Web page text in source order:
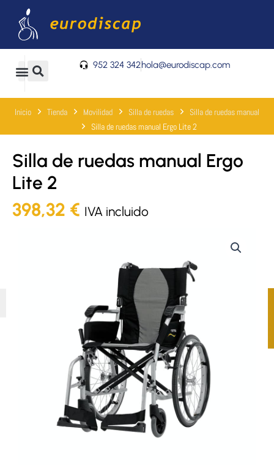
contenido
0
Carrito 952 324 342hola@eurodiscap.com
Inicio Tienda Movilidad Silla de ruedas
Silla de ruedas manual
Silla de ruedas manual Ergo Lite 2
Silla de ruedas manual Ergo
Lite 2
398,32 € IVA incluido